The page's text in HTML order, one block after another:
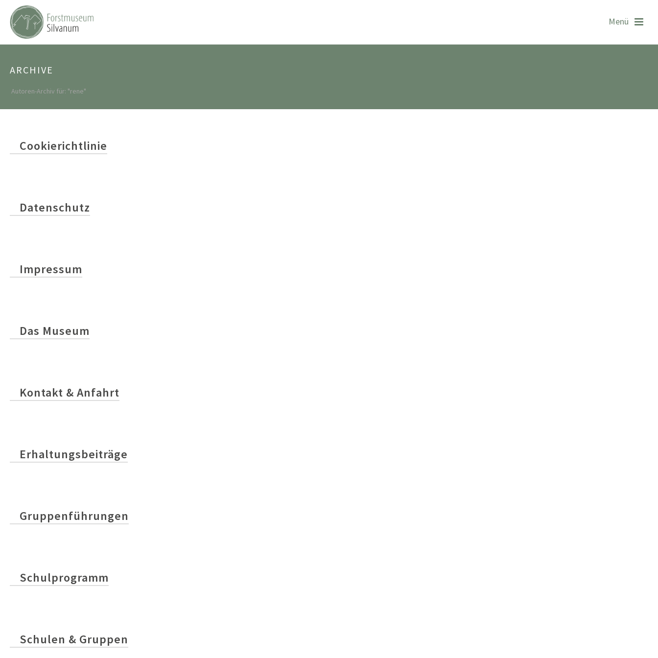
ARCHIVE
Autoren-Archiv für: "rene"
Cookierichtlinie
Datenschutz
Impressum
Das Museum
Kontakt & Anfahrt
Erhaltungsbeiträge
Gruppenführungen
Schulprogramm
Schulen & Gruppen